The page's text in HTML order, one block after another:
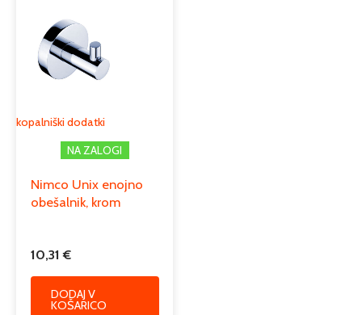
kopalniški dodatki
NA ZALOGI
Nimco Unix enojno
obešalnik, krom
10,31€
DODAJ V
KOŠARICO